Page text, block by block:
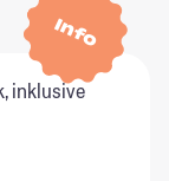
Info
inklusive